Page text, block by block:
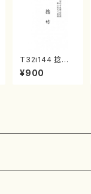
T32i144 捻竹
（尺八/一瀬星山/
尺八/都山式譜）
¥900